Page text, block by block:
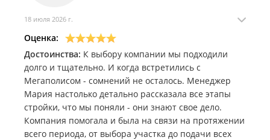
благодарных клиентов и как можно больше
счастливых семей, которым вы помогаете
воплощать мечту в реальность. От всей души
рекомендуем!
18 июля 2026 г.
Оценка:
Достоинства: К выбору компании мы подходили
долго и тщательно. И когда встретились с
Мегаполисом - сомнений не осталось. Менеджер
Мария настолько детально рассказала все этапы
стройки, что мы поняли - они знают свое дело.
Компания помогала и была на связи на протяжении
всего периода, от выбора участка до подачи всех